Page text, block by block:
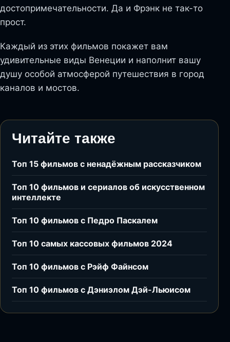
достопримечательности. Да и Фрэнк не так-то
прост.
Каждый из этих фильмов покажет вам
удивительные виды Венеции и наполнит вашу
душу особой атмосферой путешествия в город
каналов и мостов.
Читайте также
Топ 15 фильмов с ненадёжным рассказчиком
Топ 10 фильмов и сериалов об искусственном
интеллекте
Топ 10 фильмов с Педро Паскалем
Топ 10 самых кассовых фильмов 2024
Топ 10 фильмов с Рэйф Файнсом
Топ 10 фильмов с Дэниэлом Дэй-Льюисом